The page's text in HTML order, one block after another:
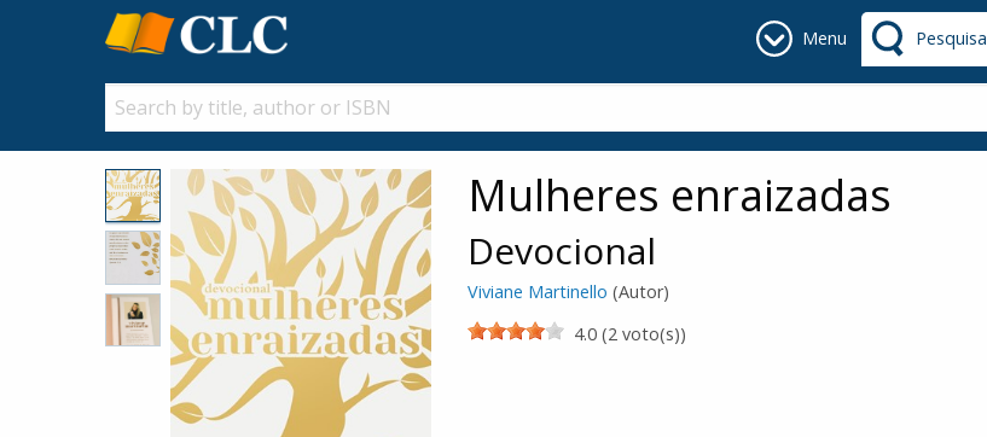
Menu Pesquisa
Mulheres enraizadas
Devocional
Viviane Martinello (Autor)
4.0 (2 voto(s))